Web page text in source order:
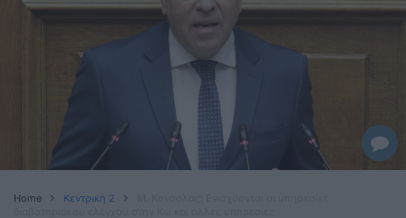
Home Κεντρική 2